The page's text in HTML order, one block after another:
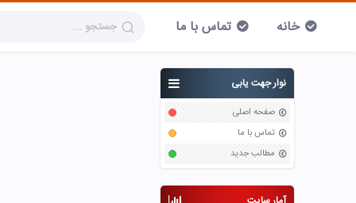
خانه تماس با ما
نوار جهت یابی
صفحه اصلی
تماس با ما
مطالب جدید